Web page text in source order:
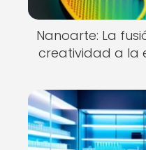
Nanoarte: La
creatividad a la